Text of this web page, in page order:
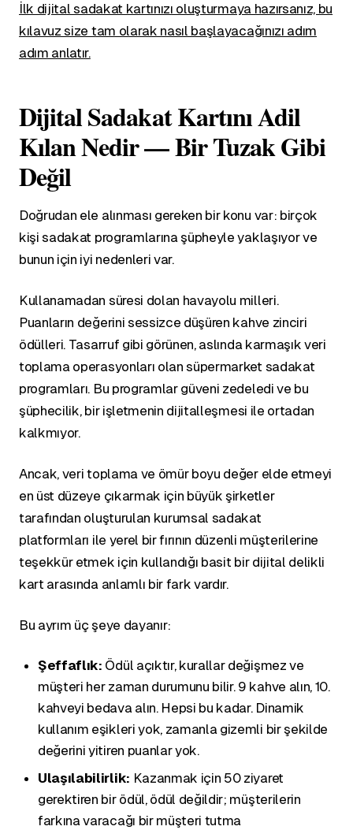
İlk dijital sadakat kartınızı oluşturmaya hazırsanız, bu
kılavuz size tam olarak nasıl başlayacağınızı adım
adım anlatır.
Dijital Sadakat Kartını Adil
Kılan Nedir — Bir Tuzak Gibi
Değil
Doğrudan ele alınması gereken bir konu var: birçok
kişi sadakat programlarına şüpheyle yaklaşıyor ve
bunun için iyi nedenleri var.
Kullanamadan süresi dolan havayolu milleri.
Puanların değerini sessizce düşüren kahve zinciri
ödülleri. Tasarruf gibi görünen, aslında karmaşık veri
toplama operasyonları olan süpermarket sadakat
programları. Bu programlar güveni zedeledi ve bu
şüphecilik, bir işletmenin dijitalleşmesi ile ortadan
kalkmıyor.
Ancak, veri toplama ve ömür boyu değer elde etmeyi
en üst düzeye çıkarmak için büyük şirketler
tarafından oluşturulan kurumsal sadakat
platformları ile yerel bir fırının düzenli müşterilerine
teşekkür etmek için kullandığı basit bir dijital delikli
kart arasında anlamlı bir fark vardır.
Bu ayrım üç şeye dayanır:
Şeffaflık: Ödül açıktır, kurallar değişmez ve
müşteri her zaman durumunu bilir. 9 kahve alın, 10.
kahveyi bedava alın. Hepsi bu kadar. Dinamik
kullanım eşikleri yok, zamanla gizemli bir şekilde
değerini yitiren puanlar yok.
Ulaşılabilirlik: Kazanmak için 50 ziyaret
gerektiren bir ödül, ödül değildir; müşterilerin
farkına varacağı bir müşteri tutma